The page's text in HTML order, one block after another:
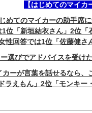
【はじめてのマイカ
めてのマイカーの助手席
位「新垣結衣さん」2位「
性回答では1位「佐藤健さ
選びでアドバイスを受け
カーが言葉を話せるなら、
ラえもん」2位「モンキー